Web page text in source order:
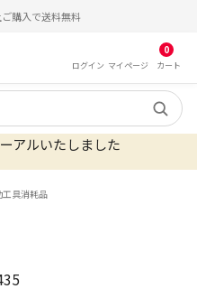
購入で送料無料
ログイン マイ ページ
0
カート
アルいたしました
工具消耗品